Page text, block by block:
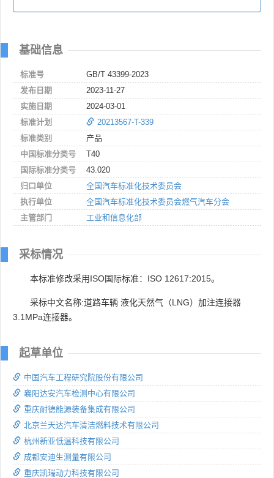
基础信息
标准号
GB/T 43399-2023
发布日期
2023-11-27
实施日期
2024-03-01
标准计划
20213567-T-339
标准类别
产品
中国标准分类号
T40
国际标准分类号
43.020
归口单位
全国汽车标准化技术委员会
执行单位
全国汽车标准化技术委员会燃气汽车分会
主管部门
工业和信息化部
采标情况
本标准修改采用ISO国际标准：ISO 12617:2015。
采标中文名称:道路车辆 液化天然气（LNG）加注连接器
3.1MPa连接器。
起草单位
中国汽车工程研究院股份有限公司
襄阳达安汽车检测中心有限公司
重庆耐德能源装备集成有限公司
北京兰天达汽车清洁燃料技术有限公司
杭州新亚低温科技有限公司
成都安迪生测量有限公司
重庆凯瑞动力科技有限公司